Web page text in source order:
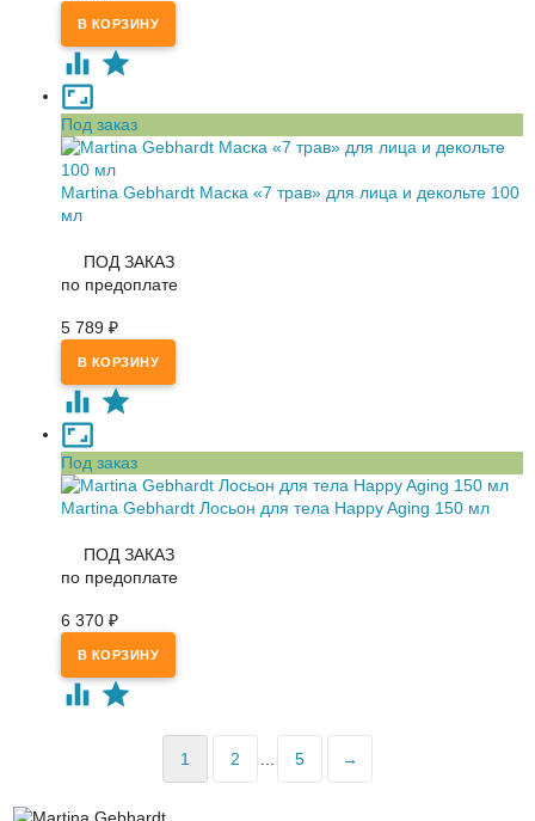
Под заказ
Martina Gebhardt Маска «7 трав» для лица и декольте 100
мл
ПОД ЗАКАЗ
по предоплате
5 789 ₽
Под заказ
Martina Gebhardt Лосьон для тела Happy Aging 150 мл
ПОД ЗАКАЗ
по предоплате
6 370 ₽
1 2 5 →